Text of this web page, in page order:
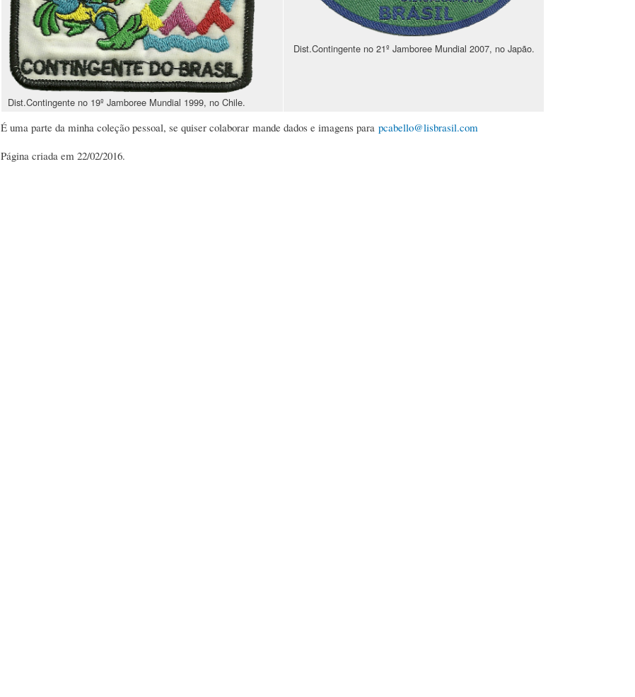
Dist.Contingente no 19º Jamboree Mundial 1999, no Chile.
Dist.Contingente no 21º Jamboree Mundial 2007, no Japão.
É uma parte da minha coleção pessoal, se quiser colaborar mande dados e imagens para pcabello@lisbrasil.com
Página criada em 22/02/2016.